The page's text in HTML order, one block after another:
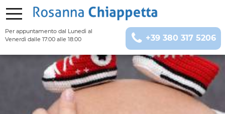
Per appuntamento dal Lunedì al
Venerdì dalle 17:00 alle 18:00
+39 380 317 5206